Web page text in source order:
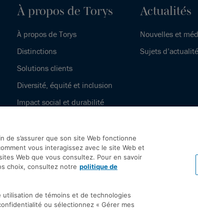
À propos de Torys
À propos de Torys
Distinctions
Solutions clients
Diversité, équité et inclusion
Impact social et durabilité
Actualités
Nouvelles et
Sujets d’actualité
de protection des renseignements personnels
générales
Accessibilité
de s’assurer que son site Web fonctionne
vous interagissez avec le site Web et
Web que vous consultez. Pour en savoir
choix, consultez notre politique de
de témoins et de technologies
ou sélectionnez « Gérer mes